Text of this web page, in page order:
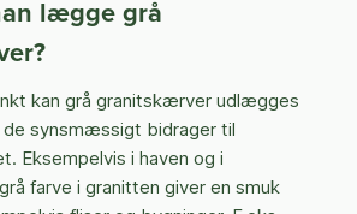
lægge grå
kan grå granitskærver udlægges
de synsmæssigt bidrager til
Eksempelvis i haven og i
farve i granitten giver en smuk